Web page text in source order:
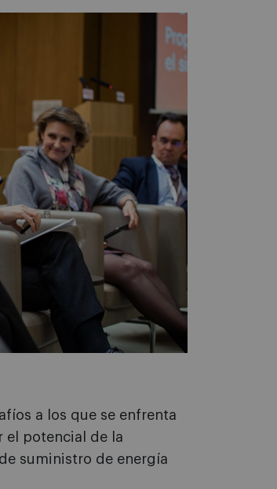
a los que se enfrenta
el potencial de la
suministro de energía